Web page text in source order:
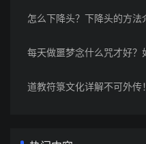
怎么下降头？下降头的方法
每天做噩梦念什么咒才好？
道教符箓文化详解不可外传！